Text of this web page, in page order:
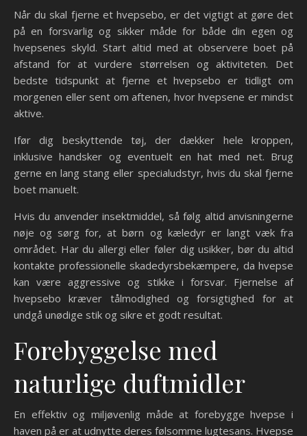
Når du skal fjerne et hvepsebo, er det vigtigt at gøre det
på en forsvarlig og sikker måde for både din egen og
hvepsenes skyld. Start altid med at observere boet på
afstand for at vurdere størrelsen og aktiviteten. Det
bedste tidspunkt at fjerne et hvepsebo er tidligt om
morgenen eller sent om aftenen, hvor hvepsene er mindst
aktive.
Ifør dig beskyttende tøj, der dækker hele kroppen,
inklusive handsker og eventuelt en hat med net. Brug
gerne en lang stang eller specialudstyr, hvis du skal fjerne
boet manuelt.
Hvis du anvender insektmiddel, så følg altid anvisningerne
nøje og sørg for, at børn og kæledyr er langt væk fra
området. Har du allergi eller føler dig usikker, bør du altid
kontakte professionelle skadedyrsbekæmpere, da hvepse
kan være aggressive og stikke i forsvar. Fjernelse af
hvepsebo kræver tålmodighed og forsigtighed for at
undgå unødige stik og sikre et godt resultat.
Forebyggelse med
naturlige duftmidler
En effektiv og miljøvenlig måde at forebygge hvepse i
haven på er at udnytte deres følsomme lugtesans. Hvepse